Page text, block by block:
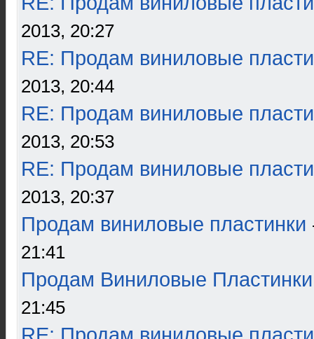
2013, 20:27
RE: Продам виниловые
2013, 20:44
RE: Продам виниловые
2013, 20:53
RE: Продам виниловые
2013, 20:37
Продам виниловые пластинки
21:41
Продам Виниловые Пластинки
21:45